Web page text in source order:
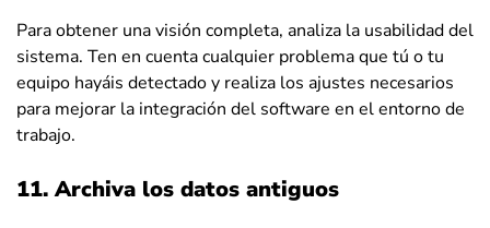
Para obtener una visión completa, analiza la usabilidad del
sistema. Ten en cuenta cualquier problema que tú o tu
equipo hayáis detectado y realiza los ajustes necesarios
para mejorar la integración del software en el entorno de
trabajo.
11. Archiva los datos antiguos